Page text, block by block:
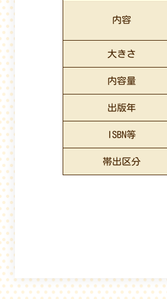
内容
大きさ
内容量
出版年
ISBN等
帯出区分